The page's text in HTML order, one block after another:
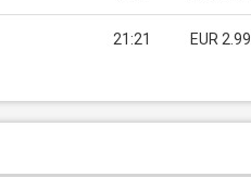
21:21 EUR 2.99